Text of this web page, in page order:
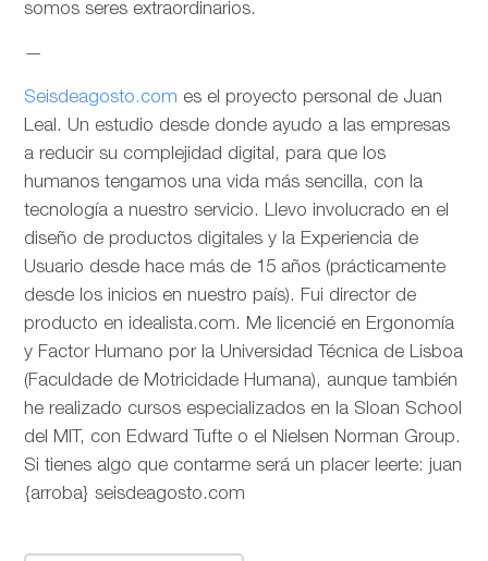
somos seres extraordinarios.
—
Seisdeagosto.com es el proyecto personal de Juan
Leal. Un estudio desde donde ayudo a las empresas
a reducir su complejidad digital, para que los
humanos tengamos una vida más sencilla, con la
tecnología a nuestro servicio. Llevo involucrado en el
diseño de productos digitales y la Experiencia de
Usuario desde hace más de 15 años (prácticamente
desde los inicios en nuestro país). Fui director de
producto en idealista.com. Me licencié en Ergonomía
y Factor Humano por la Universidad Técnica de Lisboa
(Faculdade de Motricidade Humana), aunque también
he realizado cursos especializados en la Sloan School
del MIT, con Edward Tufte o el Nielsen Norman Group.
Si tienes algo que contarme será un placer leerte: juan
{arroba} seisdeagosto.com